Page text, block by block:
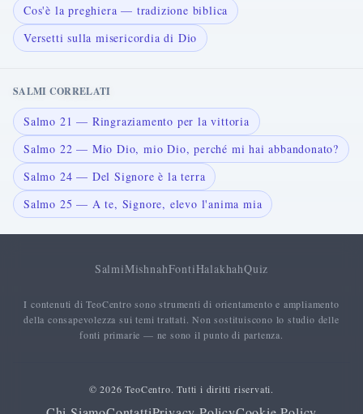
Cos'è la preghiera — tradizione biblica
Versetti sulla misericordia di Dio
SALMI CORRELATI
Salmo 21 — Ringraziamento per la vittoria
Salmo 22 — Mio Dio, mio Dio, perché mi hai abbandonato?
Salmo 24 — Del Signore è la terra
Salmo 25 — A te, Signore, elevo l'anima mia
SalmiMishnahFontiHalakhahQuiz
I contenuti di TeoCentro sono strumenti di orientamento e ampliamento
della consapevolezza sui temi trattati. Non sostituiscono lo studio delle
fonti primarie — ne sono il punto di partenza.
© 2026 TeoCentro. Tutti i diritti riservati.